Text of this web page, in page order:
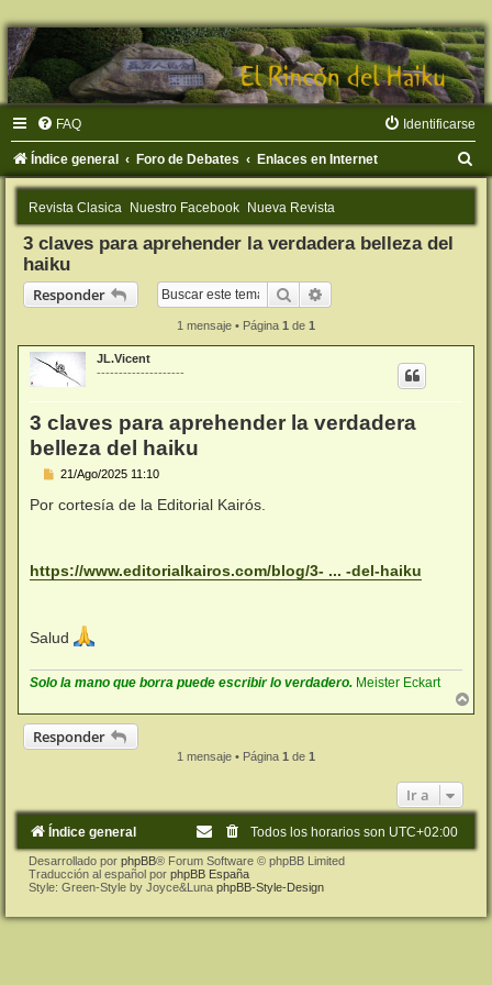
FAQ Identificarse
Índice general Foro de Debates Enlaces en Internet
u
Revista Clasica Nuestro Facebook Nueva Revista
3 claves para aprehender la verdadera belleza del
haiku
Responder
Buscar
1 mensaje • Página 1 de 1
JL.Vicent
--------------------
3 claves para aprehender la verdadera
belleza del haiku
M
n
21/Ago/2025 11:10
Por cortesía de la Editorial Kairós.
https://www.editorialkairos.com/blog/3- ... -del-haiku
Salud
Solo la mano que borra puede escribir lo verdadero. Meister Eckart
r
Responder
1 mensaje • Página 1 de 1
Ir a
Índice general Todos los horarios son UTC+02:00
Desarrollado por phpBB® Forum Software © phpBB Limited
Traducción al español por phpBB España
Style: Green-Style by Joyce&Luna phpBB-Style-Design